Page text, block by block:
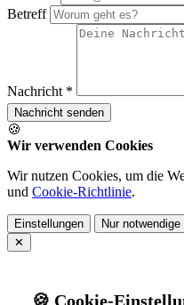
Betreff
Nachricht *
Nachricht senden
🍪
Wir verwenden Cookies
Wir nutzen Cookies, um die
und Cookie-Richtlinie.
Einstellungen Nur notwendige
✕
🍪 Cookie-